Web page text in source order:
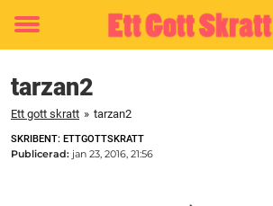
Toggle
tarzan2
Ett gott skratt » tarzan2
SKRIBENT: ETTGOTTSKRATT
Publicerad: jan 23, 2016, 21:56